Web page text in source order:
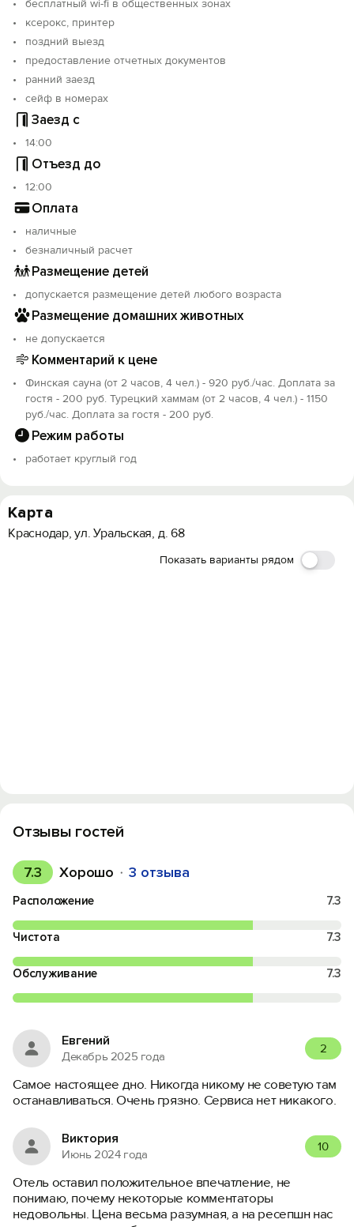
бесплатный wi-fi в общественных зонах
ксерокс, принтер
поздний выезд
предоставление отчетных документов
ранний заезд
сейф в номерах
Заезд с
14:00
Отъезд до
12:00
Оплата
наличные
безналичный расчет
Размещение детей
допускается размещение детей любого возраста
Размещение домашних животных
не допускается
Комментарий к цене
Финская сауна (от 2 часов, 4 чел.) - 920 руб./час. Доплата за
гостя - 200 руб. Турецкий хаммам (от 2 часов, 4 чел.) - 1150
руб./час. Доплата за гостя - 200 руб.
Режим работы
работает круглый год
Карта
Краснодар, ул. Уральская, д. 68
Показать варианты рядом
Отзывы гостей
7.3 Хорошо 3 отзыва
Расположение 7.3
Чистота 7.3
Обслуживание 7.3
Евгений
Декабрь 2025 года
2
Самое настоящее дно. Никогда никому не советую там
останавливаться. Очень грязно. Сервиса нет никакого.
Виктория
Июнь 2024 года
10
Отель оставил положительное впечатление, не
понимаю, почему некоторые комментаторы
недовольны. Цена весьма разумная, а на ресепшн нас